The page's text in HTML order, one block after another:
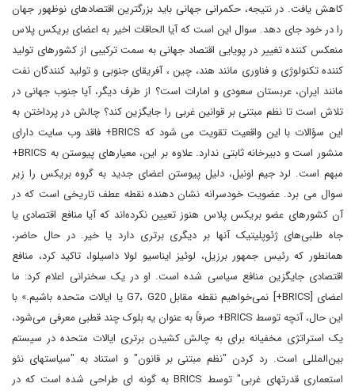
کاهش یافت. در نتیجه، حکمرانی جهانی باید بزرگترین اقتصادهای نوظهور جهان
را در خود جای دهد. سوال این است که آیا الحاقات اخیر به اعضای بریکس پلاس
منعکس کننده تغییر در پویایی اقتصاد جهانی به سمت ترکیبی از کشورهای تولید
کننده تکنولوژی و فناوری مانند هند، چین ، آفریقای جنوبی و تولید کنندگان نفت
مانند ایران، عربستان سعودی و امارات است؟ از طرف دیگر، آیا جنوب جهانی در
تلاش است تا نظم مبتنی بر قوانین غربی را جایگزین کند؟ چالش در پرداختن به
این سؤالات با این واقعیت تقویت می شود که BRICS+ فاقد وب سایت دارای
منشور است و دبیرخانه ثابتی ندارد. علاوه بر این، معیارهای پیوستن به BRICS+
مبهم است. لرد جیم اونیل، دلیل پیوستن اعضای جدید به گروه بریکس را زیر
سوال می برد. عضویت خودسرانه نشان‌ دهنده نقطه عطف تاریخی است که در
آن کشورهای عضو بریکس پلاس هنوز تعیین نکرده‌اند که آیا منافع اقتصادی یا
جاه‌ طلبی‌های ژئوپلیتیک آنها بر دیگری برتری دارد یا خیر. در حال حاضر،
همانطور که رئیس جمهور برزیل، لوئیز ایناسیو لولا داسیلوا، تاکید کرد، منافع
اقتصادی جایگزین منافع سیاسی شده است. او در یک سخنرانی اعلام کرد: ما
اعضای [BRICS+] نمی‌خواهیم نقطه مقابل G7، G20 یا ایالات متحده باشیم.» با
این حال، آنچه توسط BRICS+ صرفاً به عنوان یه بلوک چند قطبی معرفی می‌شود،
یک استراتژی مخفیانه برای به چالش کشیدن برتری ایالات متحده در سیستم
بین‌المللی است. رد کردن "نظم مبتنی بر قانون" و استناد به "سیاستهای نئو
استعماری قدرتهای غربی" توسط BRICS به گونه ای طراحی شده است که در